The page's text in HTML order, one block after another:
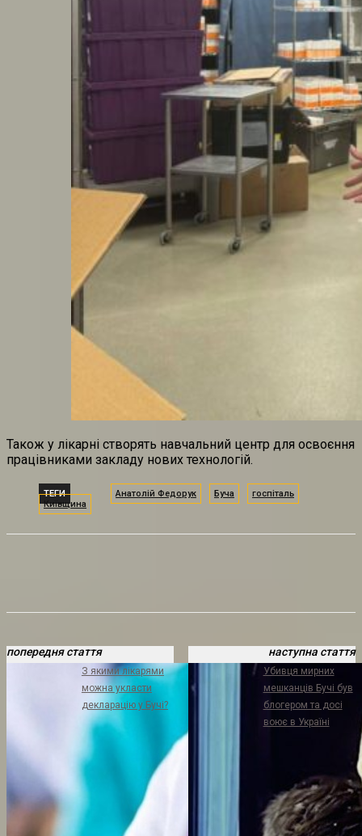
Також у лікарні створять навчальний центр для освоєння
працівниками закладу нових технологій.
ТЕГИ Анатолій Федорук Буча
госпіталь
Київщина
попередня стаття
З якими лікарями
можна укласти
декларацію у Бучі?
наступна стаття
Убивця мирних
мешканців Бучі був
блогером та досі
воює в Україні